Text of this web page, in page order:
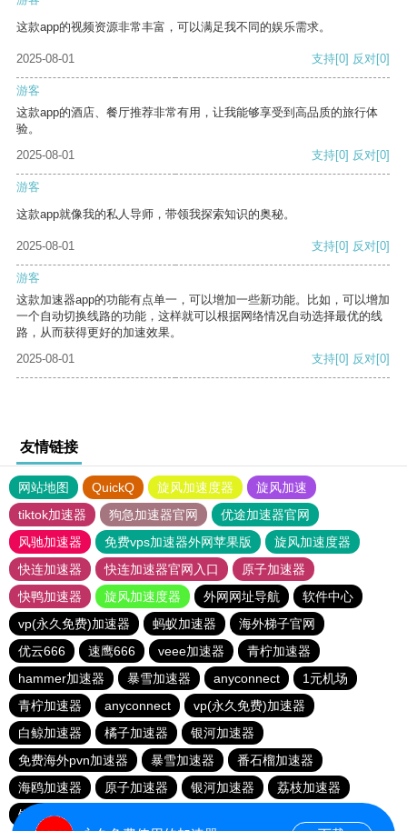
这款app的视频资源非常丰富，可以满足我不同的娱乐需求。
2025-08-01 支持[0] 反对[0]
游客
这款app的酒店、餐厅推荐非常有用，让我能够享受到高品质的旅行体
验。
2025-08-01
支持[0] 反对[0]
游客
这款app就像我的私人导师，带领我探索知识的奥秘。
2025-08-01 支持[0] 反对[0]
游客
这款加速器app的功能有点单一，可以增加一些新功能。比如，可以增加
一个自动切换线路的功能，这样就可以根据网络情况自动选择最优的线
路，从而获得更好的加速效果。
2025-08-01
支持[0] 反对[0]
友情链接
网站地图 QuickQ 旋风加速度器
旋风加速
tiktok加速器
狗急加速器官网
优途加速器官网
风驰加速器
免费vps加速器外网苹果版
旋风加速度器
快连加速器
快连加速器官网入口
原子加速器
快鸭加速器
旋风加速度器 外网网址导航
软件中心
vp(永久免费)加速器
蚂蚁加速器
海外梯子官网
优云666
速鹰666 veee加速器
青柠加速器
hammer加速器
暴雪加速器 anyconnect
1元机场
青柠加速器
anyconnect
vp(永久免费)加速器
白鲸加速器
橘子加速器
银河加速器
免费海外pvn加速器
暴雪加速器
番石榴加速器
海鸥加速器
原子加速器 银河加速器
荔枝加速器
银河加速器